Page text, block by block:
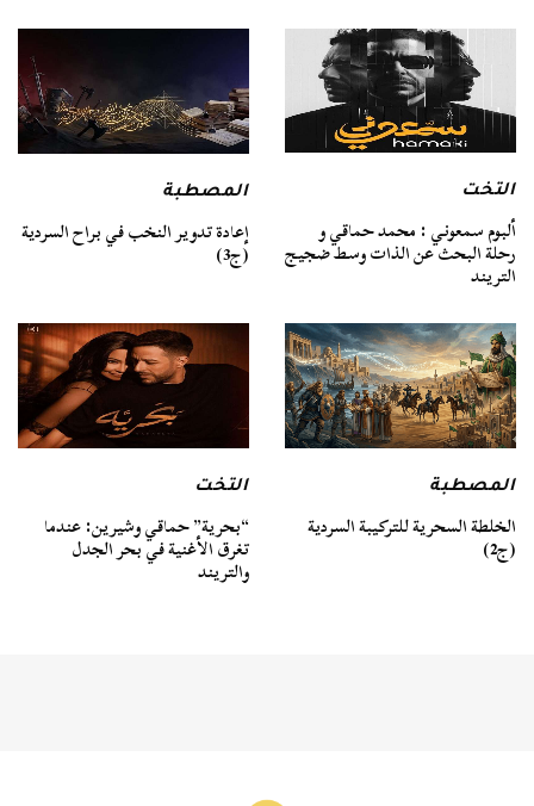
التخت
ألبوم سمعوني : محمد حماقي و
رحلة البحث عن الذات وسط ضجيج
التريند
المصطبة
إعادة تدوير النخب في براح السردية
(ج3)
المصطبة
الخلطة السحرية للتركيبة السردية
(ج2)
التخت
“بحرية” حماقي وشيرين: عندما
تغرق الأغنية في بحر الجدل
والتريند